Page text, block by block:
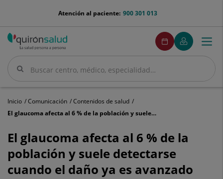
menu-
900 301 013
Atención al paciente:
Buscar
Buscar
menuPedirCita
Pedir
cita
Mi
Quirónsalud
Menú
Inicio Comunicación
Contenidos de salud
El glaucoma afecta al 6 % de la población y suele detectarse cuando el daño ya es avanzado
glaucoma
afecta
al
6
%
El glaucoma afecta al 6 % de la
población y suele detectarse
cuando el daño ya es avanzado